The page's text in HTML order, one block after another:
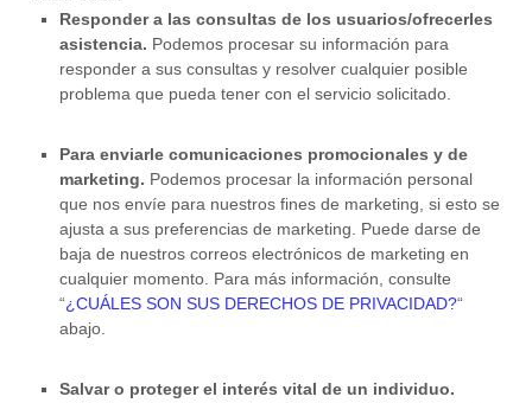
Responder a las consultas de los usuarios/ofrecerles
asistencia. Podemos procesar su información para
responder a sus consultas y resolver cualquier posible
problema que pueda tener con el servicio solicitado.
Para enviarle comunicaciones promocionales y de
marketing. Podemos procesar la información personal
que nos envíe para nuestros fines de marketing, si esto se
ajusta a sus preferencias de marketing. Puede darse de
baja de nuestros correos electrónicos de marketing en
cualquier momento. Para más información, consulte
“¿CUÁLES SON SUS DERECHOS DE PRIVACIDAD?“
abajo.
Salvar o proteger el interés vital de un individuo.